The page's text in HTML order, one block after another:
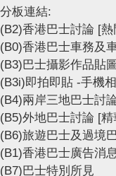
分板連結:
(B2)香港巴士討論 [熱
(B0)香港巴士車務及
(B3)巴士攝影作品貼
(B3i)即拍即貼 -手機
(B4)兩岸三地巴士討
(B5)外地巴士討論 [精
(B6)旅遊巴士及過境
(B1)香港巴士廣告消
(B7)巴士特別所見